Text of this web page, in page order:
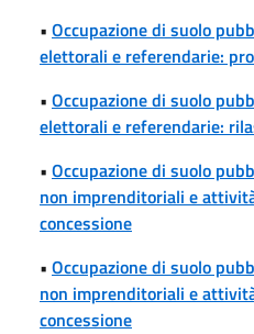
• Occupazione di suolo
elettorali e referendarie:
• Occupazione di suolo
elettorali e referendarie:
• Occupazione di suolo
non imprenditoriali e
concessione
• Occupazione di suolo
non imprenditoriali e
concessione